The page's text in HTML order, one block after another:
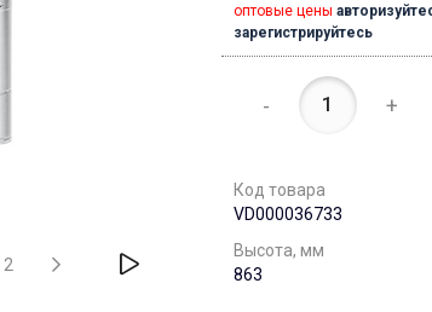
2
оптовые цены
зарегистрируйтесь
- +
Код товара
VD000036733
Высота, мм
863